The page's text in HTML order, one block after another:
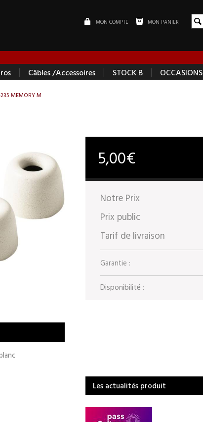
MON PANIER
MON COMPTE
| Câbles /Accessoires | STOCK B | OCCASIONS
MEMORY M
5,00€
Notre Prix
Prix public
Tarif de livraison
Garantie :
Disponibilité :
Les actualités produit